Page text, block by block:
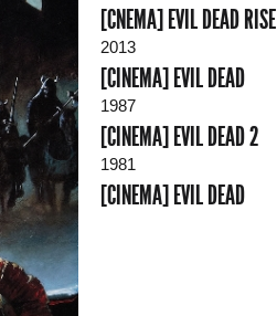
[CNEMA] EVIL DEAD RISE
2013
[CINEMA] EVIL DEAD
1987
[CINEMA] EVIL DEAD 2
1981
[CINEMA] EVIL DEAD